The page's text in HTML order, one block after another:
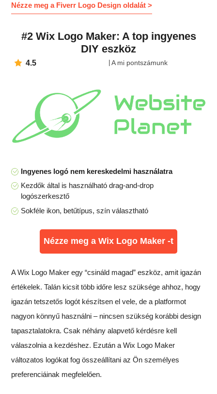
Nézze meg a Fiverr Logo Design oldalát >
#2 Wix Logo Maker: A top ingyenes
DIY eszköz
4.5 A mi pontszámunk
Ingyenes logó nem kereskedelmi használatra
Kezdők által is használható drag-and-drop
logószerkesztő
Sokféle ikon, betűtípus, szín választható
Nézze meg a Wix Logo Maker -t
A Wix Logo Maker egy “csináld magad” eszköz, amit igazán
értékelek. Talán kicsit több időre lesz szüksége ahhoz, hogy
igazán tetszetős logót készítsen el vele, de a platformot
nagyon könnyű használni – nincsen szükség korábbi design
tapasztalatokra. Csak néhány alapvető kérdésre kell
válaszolnia a kezdéshez. Ezután a Wix Logo Maker
változatos logókat fog összeállítani az Ön személyes
preferenciáinak megfelelően.